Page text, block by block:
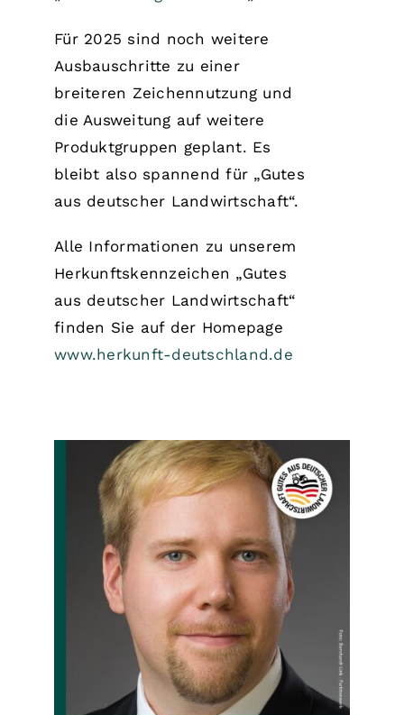
Für 2025 sind noch weitere
Ausbauschritte zu einer
breiteren Zeichennutzung und
die Ausweitung auf weitere
Produktgruppen geplant. Es
bleibt also spannend für „Gutes
aus deutscher Landwirtschaft“.
Alle Informationen zu unserem
Herkunftskennzeichen „Gutes
aus deutscher Landwirtschaft“
finden Sie auf der Homepage
www.herkunft-deutschland.de